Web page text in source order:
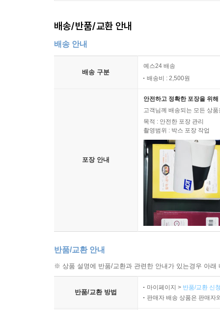
배송/반품/교환 안내
배송 안내
배송 구분
예스24 배송
배송비 : 2,500원
포장 안내
안전하고 정확한 포장을 위
고객님께 배송되는 모든 상
목적 : 안전한 포장 관리
촬영범위 : 박스 포장 작업
반품/교환 안내
※ 상품 설명에 반품/교환과 관련한 안내가 있는경우 아
반품/교환 방법
마이페이지 > 반품/교환 신
판매자 배송 상품은 판매자